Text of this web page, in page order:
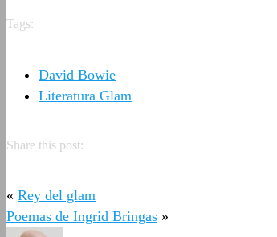
Tags:
David Bowie
Literatura Glam
Share this post:
« Rey del glam
Poemas de Ingrid Bringas »